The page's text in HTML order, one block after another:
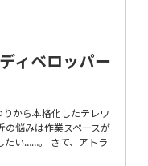
ィベロッパー
から本格化したテレワ
の悩みは作業スペースが
たい……。 さて、アトラ